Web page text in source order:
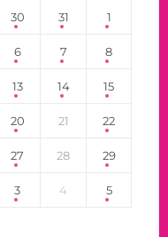
30 31 1
6 7 8
13 14 15
20 21 22
27 28 29
3 4 5